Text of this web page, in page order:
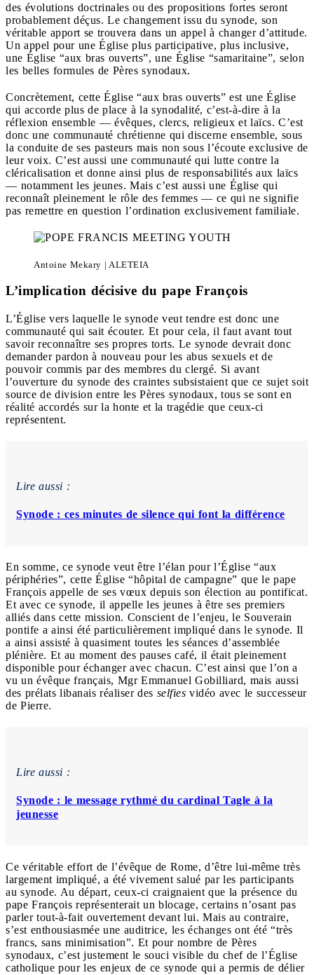
des évolutions doctrinales ou des propositions fortes seront
probablement déçus. Le changement issu du synode, son
véritable apport se trouvera dans un appel à changer d’attitude.
Un appel pour une Église plus participative, plus inclusive,
une Église “aux bras ouverts”, une Église “samaritaine”, selon
les belles formules de Pères synodaux.
Concrètement, cette Église “aux bras ouverts” est une Église
qui accorde plus de place à la synodalité, c’est-à-dire à la
réflexion ensemble — évêques, clercs, religieux et laïcs. C’est
donc une communauté chrétienne qui discerne ensemble, sous
la conduite de ses pasteurs mais non sous l’écoute exclusive de
leur voix. C’est aussi une communauté qui lutte contre la
cléricalisation et donne ainsi plus de responsabilités aux laïcs
— notamment les jeunes. Mais c’est aussi une Église qui
reconnaît pleinement le rôle des femmes — ce qui ne signifie
pas remettre en question l’ordination exclusivement familiale.
Antoine Mekary | ALETEIA
L’implication décisive du pape François
L’Église vers laquelle le synode veut tendre est donc une
communauté qui sait écouter. Et pour cela, il faut avant tout
savoir reconnaître ses propres torts. Le synode devrait donc
demander pardon à nouveau pour les abus sexuels et de
pouvoir commis par des membres du clergé. Si avant
l’ouverture du synode des craintes subsistaient que ce sujet soit
source de division entre les Pères synodaux, tous se sont en
réalité accordés sur la honte et la tragédie que ceux-ci
représentent.
Lire aussi :
Synode : ces minutes de silence qui font la différence
En somme, ce synode veut être l’élan pour l’Église “aux
périphéries”, cette Église “hôpital de campagne” que le pape
François appelle de ses vœux depuis son élection au pontificat.
Et avec ce synode, il appelle les jeunes à être ses premiers
alliés dans cette mission. Conscient de l’enjeu, le Souverain
pontife a ainsi été particulièrement impliqué dans le synode. Il
a ainsi assisté à quasiment toutes les séances d’assemblée
plénière. Et au moment des pauses café, il était pleinement
disponible pour échanger avec chacun. C’est ainsi que l’on a
vu un évêque français, Mgr Emmanuel Gobilliard, mais aussi
des prélats libanais réaliser des selfies vidéo avec le successeur
de Pierre.
Lire aussi :
Synode : le message rythmé du cardinal Tagle à la
jeunesse
Ce véritable effort de l’évêque de Rome, d’être lui-même très
largement impliqué, a été vivement salué par les participants
au synode. Au départ, ceux-ci craignaient que la présence du
pape François représenterait un blocage, certains n’osant pas
parler tout-à-fait ouvertement devant lui. Mais au contraire,
s’est enthousiasmée une auditrice, les échanges ont été “très
francs, sans minimisation”. Et pour nombre de Pères
synodaux, c’est justement le souci visible du chef de l’Église
catholique pour les enjeux de ce synode qui a permis de délier